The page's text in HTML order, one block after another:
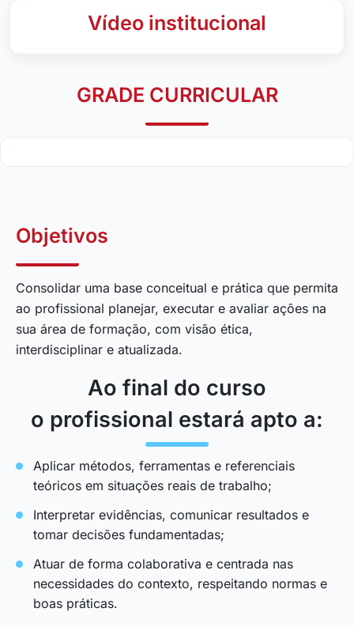
Vídeo institucional
GRADE CURRICULAR
Objetivos
Consolidar uma base conceitual e prática que permita
ao profissional planejar, executar e avaliar ações na
sua área de formação, com visão ética,
interdisciplinar e atualizada.
Ao final do curso
o profissional estará apto a:
Aplicar métodos, ferramentas e referenciais
teóricos em situações reais de trabalho;
Interpretar evidências, comunicar resultados e
tomar decisões fundamentadas;
Atuar de forma colaborativa e centrada nas
necessidades do contexto, respeitando normas e
boas práticas.